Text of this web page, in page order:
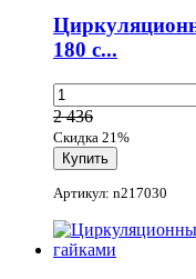
180 с...
2 436
Скидка 21%
Артикул: n217030